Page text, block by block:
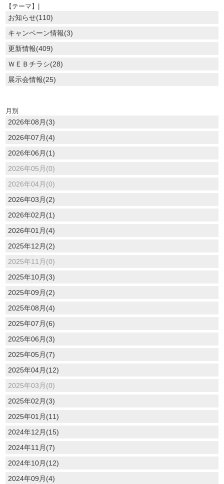
【テーマ】|
お知らせ(110)
キャンペーン情報(3)
更新情報(409)
ＷＥＢチラシ(28)
展示会情報(25)
月別
2026年08月(3)
2026年07月(4)
2026年06月(1)
2026年05月(0)
2026年04月(0)
2026年03月(2)
2026年02月(1)
2026年01月(4)
2025年12月(2)
2025年11月(0)
2025年10月(3)
2025年09月(2)
2025年08月(4)
2025年07月(6)
2025年06月(3)
2025年05月(7)
2025年04月(12)
2025年03月(0)
2025年02月(3)
2025年01月(11)
2024年12月(15)
2024年11月(7)
2024年10月(12)
2024年09月(4)